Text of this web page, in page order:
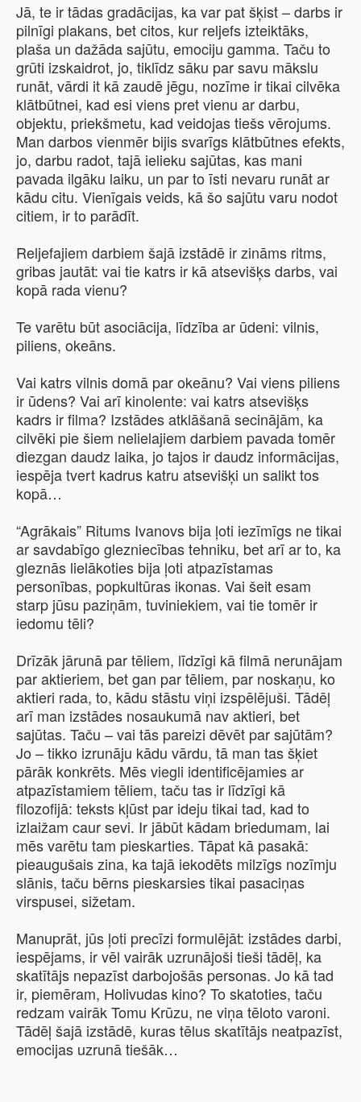
Jā, te ir tādas gradācijas, ka var pat šķist – darbs ir
pilnīgi plakans, bet citos, kur reljefs izteiktāks,
plaša un dažāda sajūtu, emociju gamma. Taču to
grūti izskaidrot, jo, tiklīdz sāku par savu mākslu
runāt, vārdi it kā zaudē jēgu, nozīme ir tikai cilvēka
klātbūtnei, kad esi viens pret vienu ar darbu,
objektu, priekšmetu, kad veidojas tiešs vērojums.
Man darbos vienmēr bijis svarīgs klātbūtnes efekts,
jo, darbu radot, tajā ielieku sajūtas, kas mani
pavada ilgāku laiku, un par to īsti nevaru runāt ar
kādu citu. Vienīgais veids, kā šo sajūtu varu nodot
citiem, ir to parādīt.
Reljefajiem darbiem šajā izstādē ir zināms ritms,
gribas jautāt: vai tie katrs ir kā atsevišķs darbs, vai
kopā rada vienu?
Te varētu būt asociācija, līdzība ar ūdeni: vilnis,
piliens, okeāns.
Vai katrs vilnis domā par okeānu? Vai viens piliens
ir ūdens? Vai arī kinolente: vai katrs atsevišķs
kadrs ir filma? Izstādes atklāšanā secinājām, ka
cilvēki pie šiem nelielajiem darbiem pavada tomēr
diezgan daudz laika, jo tajos ir daudz informācijas,
iespēja tvert kadrus katru atsevišķi un salikt tos
kopā…
“Agrākais” Ritums Ivanovs bija ļoti iezīmīgs ne tikai
ar savdabīgo glezniecības tehniku, bet arī ar to, ka
gleznās lielākoties bija ļoti atpazīstamas
personības, popkultūras ikonas. Vai šeit esam
starp jūsu paziņām, tuviniekiem, vai tie tomēr ir
iedomu tēli?
Drīzāk jārunā par tēliem, līdzīgi kā filmā nerunājam
par aktieriem, bet gan par tēliem, par noskaņu, ko
aktieri rada, to, kādu stāstu viņi izspēlējuši. Tādēļ
arī man izstādes nosaukumā nav aktieri, bet
sajūtas. Taču – vai tās pareizi dēvēt par sajūtām?
Jo – tikko izrunāju kādu vārdu, tā man tas šķiet
pārāk konkrēts. Mēs viegli identificējamies ar
atpazīstamiem tēliem, taču tas ir līdzīgi kā
filozofijā: teksts kļūst par ideju tikai tad, kad to
izlaižam caur sevi. Ir jābūt kādam briedumam, lai
mēs varētu tam pieskarties. Tāpat kā pasakā:
pieaugušais zina, ka tajā iekodēts milzīgs nozīmju
slānis, taču bērns pieskarsies tikai pasaciņas
virspusei, sižetam.
Manuprāt, jūs ļoti precīzi formulējāt: izstādes darbi,
iespējams, ir vēl vairāk uzrunājoši tieši tādēļ, ka
skatītājs nepazīst darbojošās personas. Jo kā tad
ir, piemēram, Holivudas kino? To skatoties, taču
redzam vairāk Tomu Krūzu, ne viņa tēloto varoni.
Tādēļ šajā izstādē, kuras tēlus skatītājs neatpazīst,
emocijas uzrunā tiešāk…